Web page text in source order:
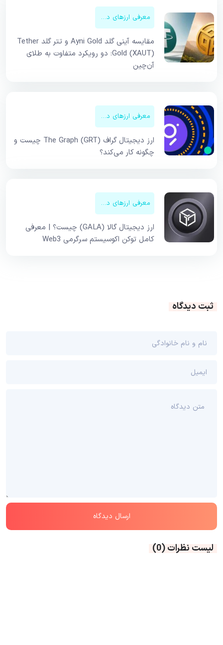
معرفی ارزهای دیجیتال
مقایسه آینی گلد Ayni Gold و تتر گلد Tether
Gold (XAUT): دو رویکرد متفاوت به طلای
آن‌چین
معرفی ارزهای دیجیتال
ارز دیجیتال گراف The Graph (GRT) چیست و
چگونه کار می‌کند؟
معرفی ارزهای دیجیتال
ارز دیجیتال گالا (GALA) چیست؟ | معرفی
کامل توکن اکوسیستم سرگرمی Web3
ثبت دیدگاه
لیست نظرات(0)